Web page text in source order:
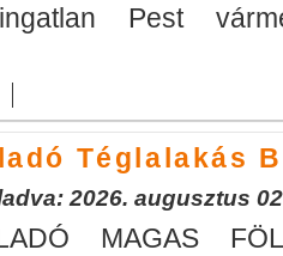
Pest
Téglalakás
2026. augusztus
MAGAS